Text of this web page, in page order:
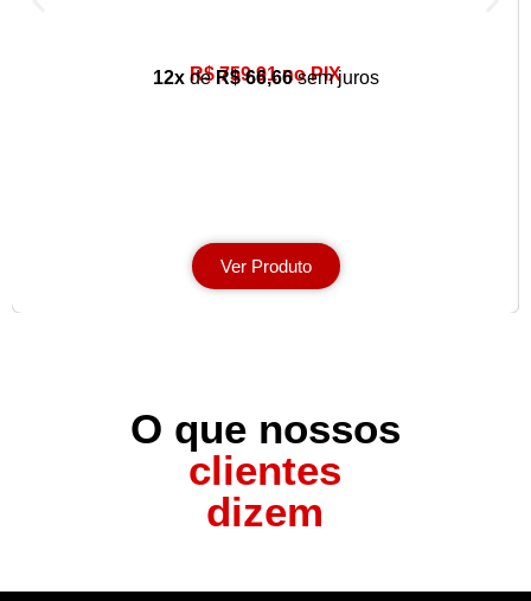
R$ 759,91 no PIX
12xde R$ 66,66sem juros
Ver Produto
O que nossos
clientes
dizem